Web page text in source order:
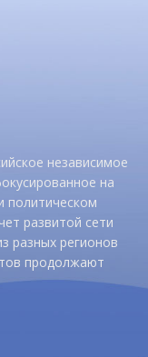
независимое
на
политическом
развитой сети
разных регионов
продолжают